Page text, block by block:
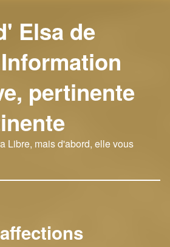
Elsa de
pertinente
Libre, mais d'abord, elle vous
affections